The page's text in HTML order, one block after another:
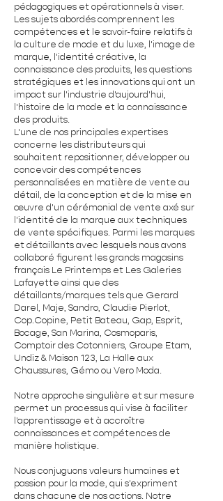
pédagogiques et opérationnels à viser.
Les sujets abordés comprennent les
compétences et le savoir-faire relatifs à
la culture de mode et du luxe, l'image de
marque, l'identité créative, la
connaissance des produits, les questions
stratégiques et les innovations qui ont un
impact sur l'industrie d'aujourd'hui,
l'histoire de la mode et la connaissance
des produits.
L'une de nos principales expertises
concerne les distributeurs qui
souhaitent repositionner, développer ou
concevoir des compétences
personnalisées en matière de vente au
détail, de la conception et de la mise en
œuvre d'un cérémonial de vente axé sur
l'identité de la marque aux techniques
de vente spécifiques. Parmi les marques
et détaillants avec lesquels nous avons
collaboré figurent les grands magasins
français Le Printemps et Les Galeries
Lafayette ainsi que des
détaillants/marques tels que Gerard
Darel, Maje, Sandro, Claudie Pierlot,
Cop.Copine, Petit Bateau, Gap, Esprit,
Bocage, San Marina, Cosmoparis,
Comptoir des Cotonniers, Groupe Etam,
Undiz & Maison 123, La Halle aux
Chaussures, Gémo ou Vero Moda.
Notre approche singulière et sur mesure
permet un processus qui vise à faciliter
l'apprentissage et à accroître
connaissances et compétences de
manière holistique.
Nous conjuguons valeurs humaines et
passion pour la mode, qui s'expriment
dans chacune de nos actions. Notre